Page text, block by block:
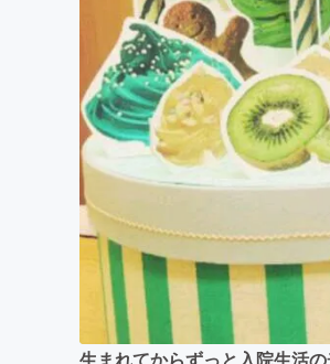
ビジネス・起業
まちづくり・